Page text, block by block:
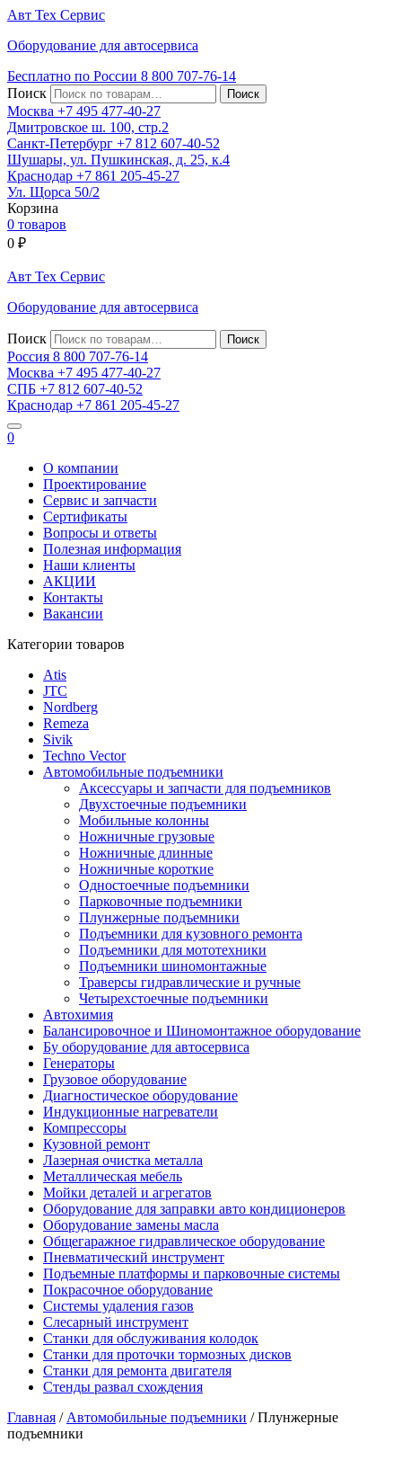
Авт Тех Сервис
Оборудование для автосервиса
Бесплатно по России 8 800 707-76-14
Поиск
Москва +7 495 477-40-27
Дмитровское ш. 100, стр.2
Санкт-Петербург +7 812 607-40-52
Шушары, ул. Пушкинская, д. 25, к.4
Краснодар +7 861 205-45-27
Ул. Щорса 50/2
Корзина
0 товаров
0 ₽
Авт Тех Сервис
Оборудование для автосервиса
Поиск
Россия 8 800 707-76-14
Москва +7 495 477-40-27
СПБ +7 812 607-40-52
Краснодар +7 861 205-45-27
0
О компании
Проектирование
Сервис и запчасти
Сертификаты
Вопросы и ответы
Полезная информация
Наши клиенты
АКЦИИ
Контакты
Вакансии
Категории товаров
Atis
JTC
Nordberg
Remeza
Sivik
Techno Vector
Автомобильные подъемники
Аксессуары и запчасти для подъемников
Двухстоечные подъемники
Мобильные колонны
Ножничные грузовые
Ножничные длинные
Ножничные короткие
Одностоечные подъемники
Парковочные подъемники
Плунжерные подъемники
Подъемники для кузовного ремонта
Подъемники для мототехники
Подъемники шиномонтажные
Траверсы гидравлические и ручные
Четырехстоечные подъемники
Автохимия
Балансировочное и Шиномонтажное оборудование
Бу оборудование для автосервиса
Генераторы
Грузовое оборудование
Диагностическое оборудование
Индукционные нагреватели
Компрессоры
Кузовной ремонт
Лазерная очистка металла
Металлическая мебель
Мойки деталей и агрегатов
Оборудование для заправки авто кондиционеров
Оборудование замены масла
Общегаражное гидравлическое оборудование
Пневматический инструмент
Подъемные платформы и парковочные системы
Покрасочное оборудование
Системы удаления газов
Слесарный инструмент
Станки для обслуживания колодок
Станки для проточки тормозных дисков
Станки для ремонта двигателя
Стенды развал схождения
Главная / Автомобильные подъемники / Плунжерные
подъемники